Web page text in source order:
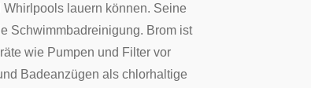
lauern können. Seine
Schwimmbadreinigung. Brom ist
wie Pumpen und Filter vor
Badeanzügen als chlorhaltige